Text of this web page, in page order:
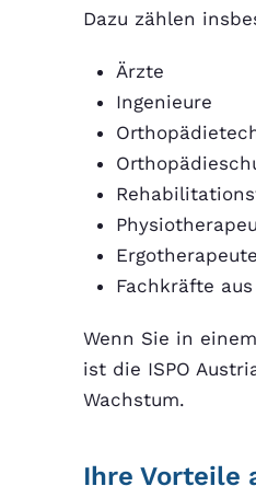
Dazu zählen
Ärzte
Ingenieure
Fachkräfte
Wenn Sie in
ist die ISPO
Wachstum.
Ihre Vorteile